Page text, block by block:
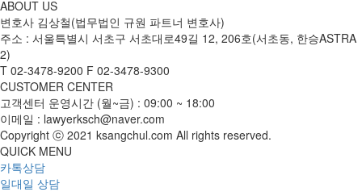
ABOUT US
변호사 김상철(법무법인 규원 파트너 변호사)
주소 : 서울특별시 서초구 서초대로49길 12, 206호(서초동, 한승ASTRA
2)
T 02-3478-9200 F 02-3478-9300
CUSTOMER CENTER
고객센터 운영시간 (월~금) : 09:00 ~ 18:00
이메일 : lawyerksch@naver.com
Copyright ⓒ 2021 ksangchul.com All rights reserved.
QUICK MENU
카톡상담
일대일 상담